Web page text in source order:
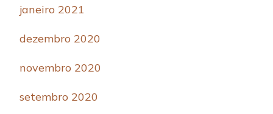
janeiro 2021
dezembro 2020
novembro 2020
setembro 2020